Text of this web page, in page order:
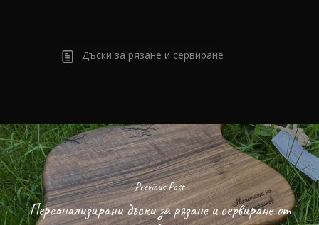
Дъски за рязане и сервиране
Previous Post
Персонализирани дъски за рязане и сервиране от